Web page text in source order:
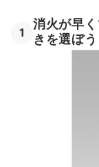
1
消火が早
きを選ぼう